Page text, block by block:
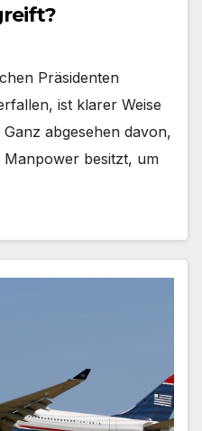
Präsidenten
ist klarer Weise
abgesehen davon,
Manpower besitzt, um